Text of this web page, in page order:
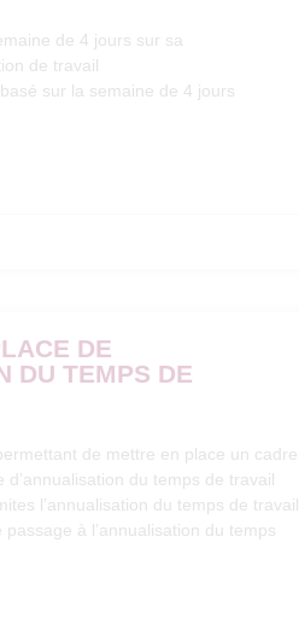
de 4 jours sur sa
de travail
sur la semaine de 4 jours
DE
DU TEMPS DE
de mettre en place un cadre
du temps de travail
l’annualisation du temps de travail
à l’annualisation du temps